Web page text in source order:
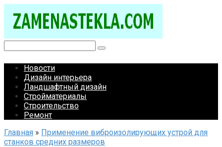
контенту
Новости
Дизайн интерьера
Ландшафтный дизайн
Стройматериалы
Строительство
Ремонт
Главная » Применение виброизолирующих устрой для
станков средних размеров